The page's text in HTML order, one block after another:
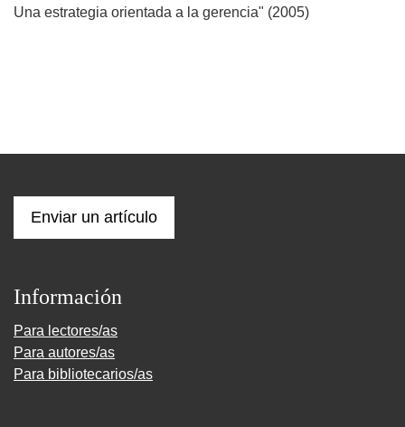
Una estrategia orientada a la gerencia" (2005)
Enviar un artículo
Información
Para lectores/as
Para autores/as
Para bibliotecarios/as